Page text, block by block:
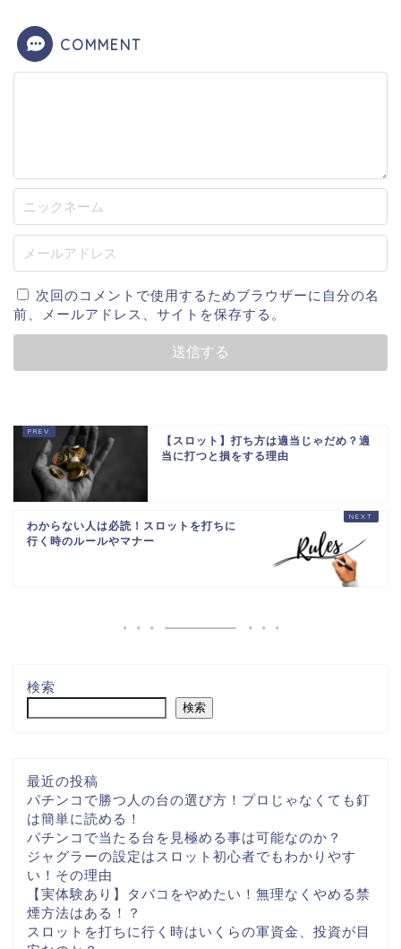
COMMENT
次回のコメントで使用するためブラウザーに自分の名
前、メールアドレス、サイトを保存する。
【スロット】打ち方は適当じゃだめ？適
当に打つと損をする理由
わからない人は必読！スロットを打ちに
行く時のルールやマナー
検索
検索
最近の投稿
パチンコで勝つ人の台の選び方！プロじゃなくても釘
は簡単に読める！
パチンコで当たる台を見極める事は可能なのか？
ジャグラーの設定はスロット初心者でもわかりやす
い！その理由
【実体験あり】タバコをやめたい！無理なくやめる禁
煙方法はある！？
スロットを打ちに行く時はいくらの軍資金、投資が目